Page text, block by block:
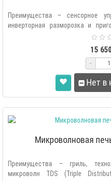
Преимущества – сенсорное
инверторная разморозка и
15
-
Нет в
Микроволновая
Преимущества – гриль,
микроволн TDS (Triple